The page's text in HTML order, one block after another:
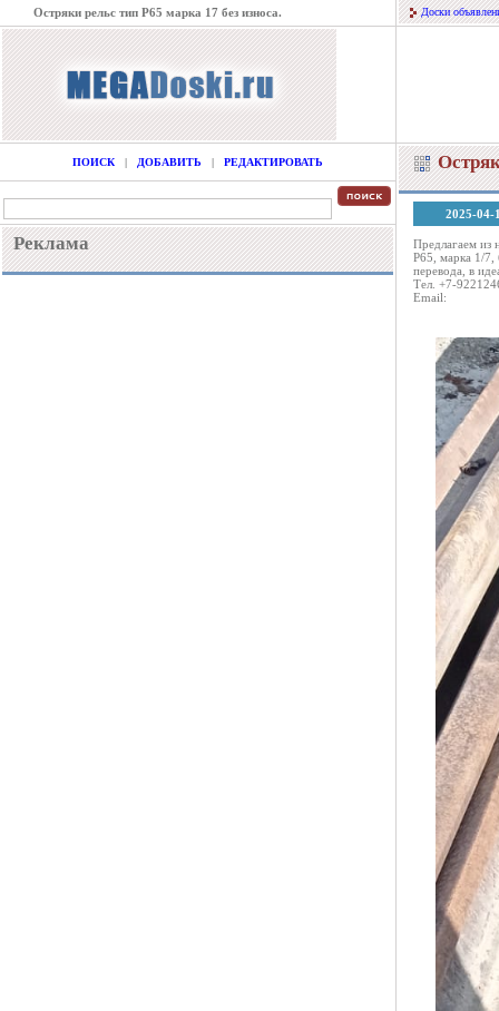
Остряки рельс тип Р65 марка 17 без износа. Доски
ПОИСК | ДОБАВИТЬ | РЕДАКТИРОВАТЬ
Реклама
2025-04-
Предлагаем из
Р65, марка 1/7,
перевода, в
Тел. +7-
Email: